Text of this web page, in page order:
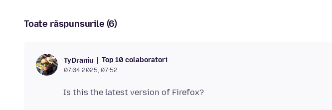
Toate răspunsurile (6)
TyDraniu Top 10 colaboratori
07.04.2025, 07:52